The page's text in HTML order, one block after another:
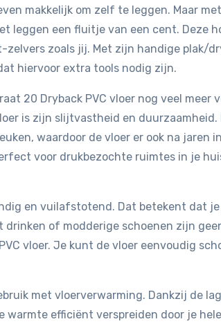
makkelijk om zelf te leggen. Maar
leggen een fluitje van een cent. Deze
zoals jij. Met zijn handige plak/
hiervoor extra tools nodig zijn.
20 Dryback PVC vloer nog veel meer
is zijn slijtvastheid en duurzaamheid.
waardoor de vloer er ook na jaren
voor drukbezochte ruimtes in je
en vuilafstotend. Dat betekent dat
of modderige schoenen zijn
vloer. Je kunt de vloer eenvoudig
met vloerverwarming. Dankzij de
warmte efficiënt verspreiden door je